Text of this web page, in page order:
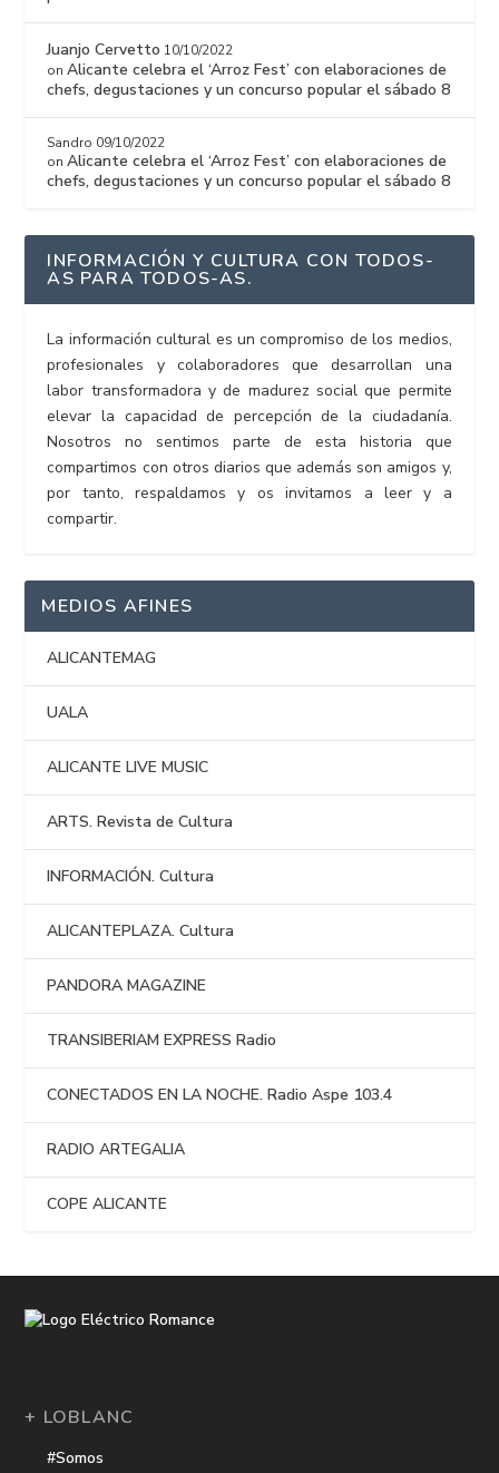
Juanjo Cervetto 10/10/2022
onAlicante celebra el ‘Arroz Fest’ con elaboraciones de
chefs, degustaciones y un concurso popular el sábado 8
Sandro 09/10/2022
onAlicante celebra el ‘Arroz Fest’ con elaboraciones de
chefs, degustaciones y un concurso popular el sábado 8
INFORMACIÓN Y CULTURA CON TODOS-
AS PARA TODOS-AS.
La información cultural es un compromiso de los medios,
profesionales y colaboradores que desarrollan una
labor transformadora y de madurez social que permite
elevar la capacidad de percepción de la ciudadanía.
Nosotros no sentimos parte de esta historia que
compartimos con otros diarios que además son amigos y,
por tanto, respaldamos y os invitamos a leer y a
compartir.
MEDIOS AFINES
ALICANTEMAG
UALA
ALICANTE LIVE MUSIC
ARTS. Revista de Cultura
INFORMACIÓN. Cultura
ALICANTEPLAZA. Cultura
PANDORA MAGAZINE
TRANSIBERIAM EXPRESS Radio
CONECTADOS EN LA NOCHE. Radio Aspe 103.4
RADIO ARTEGALIA
COPE ALICANTE
+ LOBLANC
#Somos